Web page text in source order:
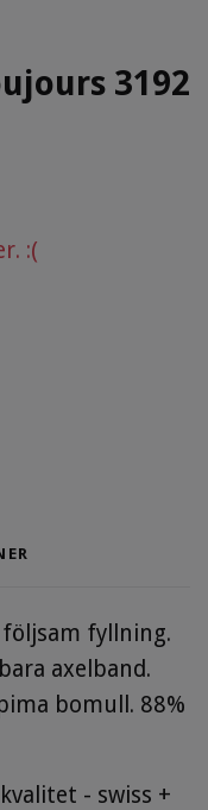
3192
:(
fyllning.
axelband.
bomull. 88%
- swiss +